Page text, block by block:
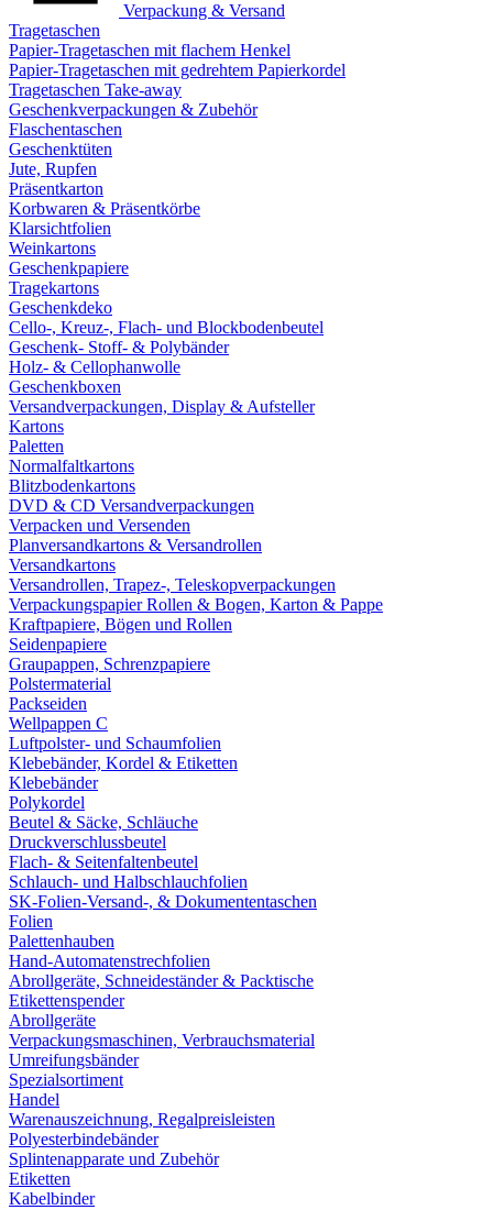
Verpackung & Versand
Tragetaschen
Papier-Tragetaschen mit flachem Henkel
Papier-Tragetaschen mit gedrehtem Papierkordel
Tragetaschen Take-away
Geschenkverpackungen & Zubehör
Flaschentaschen
Geschenktüten
Jute, Rupfen
Präsentkarton
Korbwaren & Präsentkörbe
Klarsichtfolien
Weinkartons
Geschenkpapiere
Tragekartons
Geschenkdeko
Cello-, Kreuz-, Flach- und Blockbodenbeutel
Geschenk- Stoff- & Polybänder
Holz- & Cellophanwolle
Geschenkboxen
Versandverpackungen, Display & Aufsteller
Kartons
Paletten
Normalfaltkartons
Blitzbodenkartons
DVD & CD Versandverpackungen
Verpacken und Versenden
Planversandkartons & Versandrollen
Versandkartons
Versandrollen, Trapez-, Teleskopverpackungen
Verpackungspapier Rollen & Bogen, Karton & Pappe
Kraftpapiere, Bögen und Rollen
Seidenpapiere
Graupappen, Schrenzpapiere
Polstermaterial
Packseiden
Wellpappen C
Luftpolster- und Schaumfolien
Klebebänder, Kordel & Etiketten
Klebebänder
Polykordel
Beutel & Säcke, Schläuche
Druckverschlussbeutel
Flach- & Seitenfaltenbeutel
Schlauch- und Halbschlauchfolien
SK-Folien-Versand-, & Dokumententaschen
Folien
Palettenhauben
Hand-Automatenstrechfolien
Abrollgeräte, Schneideständer & Packtische
Etikettenspender
Abrollgeräte
Verpackungsmaschinen, Verbrauchsmaterial
Umreifungsbänder
Spezialsortiment
Handel
Warenauszeichnung, Regalpreisleisten
Polyesterbindebänder
Splintenapparate und Zubehör
Etiketten
Kabelbinder